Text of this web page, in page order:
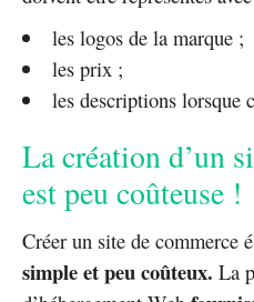
les logos de la marque ;
les prix ;
les descriptions lorsque
La création d’un
est peu coûteuse !
Créer un site de commerce
simple et peu coûteux. La